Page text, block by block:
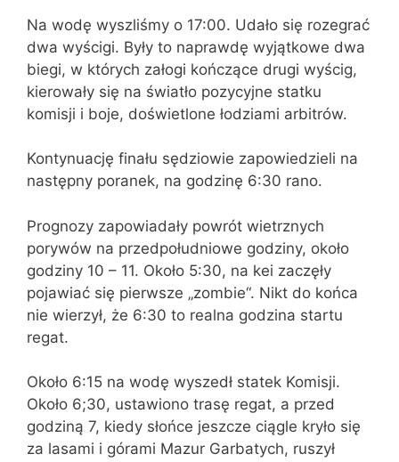
Na wodę wyszliśmy o 17:00. Udało się rozegrać
dwa wyścigi. Były to naprawdę wyjątkowe dwa
biegi, w których załogi kończące drugi wyścig,
kierowały się na światło pozycyjne statku
komisji i boje, doświetlone łodziami arbitrów.
Kontynuację finału sędziowie zapowiedzieli na
następny poranek, na godzinę 6:30 rano.
Prognozy zapowiadały powrót wietrznych
porywów na przedpołudniowe godziny, około
godziny 10 – 11. Około 5:30, na kei zaczęły
pojawiać się pierwsze „zombie“. Nikt do końca
nie wierzył, że 6:30 to realna godzina startu
regat.
Około 6:15 na wodę wyszedł statek Komisji.
Około 6;30, ustawiono trasę regat, a przed
godziną 7, kiedy słońce jeszcze ciągle kryło się
za lasami i górami Mazur Garbatych, ruszył